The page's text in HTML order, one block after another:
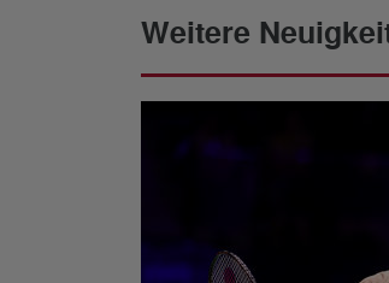
Weitere